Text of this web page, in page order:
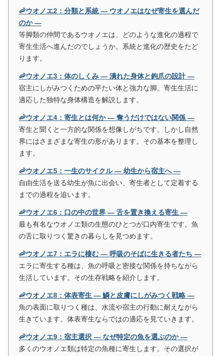
🦐ウオノエ2：分類と系統 ― ウオノエはなぜ寄生を選んだ
のか ―
等脚類の仲間であるウオノエは、どのような進化の過程で
寄生生活へ進んだのでしょうか。系統と進化の歴史をたど
ります。
🦐ウオノエ3：体のしくみ ― 潰れた身体と鉤爪の設計 ―
宿主にしがみつくための平たい体と強力な脚。寄生生活に
適応した独特な身体構造を解説します。
🦐ウオノエ4：寄生とは何か ― 奪うだけではない関係 ―
寄生と聞くと一方的な関係を想像しがちです。しかし自然
界にはさまざまな寄生の形があります。その基本を整理し
ます。
🦐ウオノエ5：一生のサイクル ― 幼生から宿主へ ―
自由生活を送る幼生が魚に出会い、寄生者として定着する
までの過程を追います。
🦐ウオノエ6：口の中の世界 ― 舌を置き換える寄生 ―
最も有名なウオノエ類の生態のひとつが口内寄生です。魚
の舌に取りつく驚きの暮らしを見つめます。
🦐ウオノエ7：エラに棲む ― 呼吸のそばに生きる者たち ―
エラに寄生する種は、魚の呼吸と密接な関係を持ちながら
生活しています。その生存戦略を紹介します。
🦐ウオノエ8：体表寄生 ― 鱗と皮膚にしがみつく戦略 ―
魚の表面に取りつく種は、水流や宿主の行動に耐えながら
生きています。体表寄生ならではの適応を見ていきます。
🦐ウオノエ9：宿主選択 ― なぜ特定の魚を選ぶのか ―
多くのウオノエ類は特定の魚種に寄生します。その選択が